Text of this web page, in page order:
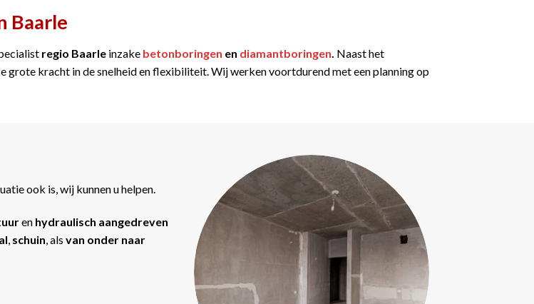
Baarle
regio Baarle inzake betonboringen en diamantboringen Naast het
grote kracht in de snelheid en flexibiliteit. Wij werken voortdurend met een planning op
ook is, wij kunnen u helpen.
en hydraulisch aangedreven
, schuin, als van onder naar